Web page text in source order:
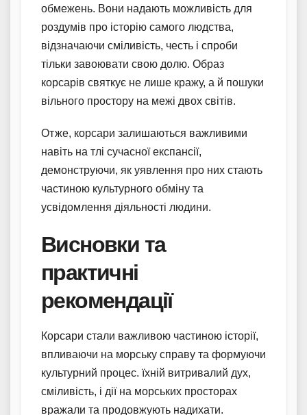
обмежень. Вони надають можливість для
роздумів про історію самого людства,
відзначаючи сміливість, честь і спроби
тільки завоювати свою долю. Образ
корсарів святкує не лише кражу, а й пошуки
вільного простору на межі двох світів.
Отже, корсари залишаються важливими
навіть на тлі сучасної експансії,
демонструючи, як уявлення про них стають
частиною культурного обміну та
усвідомлення діяльності людини.
Висновки та
практичні
рекомендації
Корсари стали важливою частиною історії,
впливаючи на морську справу та формуючи
культурний процес. їхній витривалий дух,
сміливість, і дії на морських просторах
вражали та продовжують надихати.